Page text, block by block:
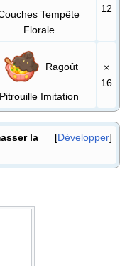
Tempête
Florale
12
Ragoût
Pitrouille Imitation
×
16
Développer
la